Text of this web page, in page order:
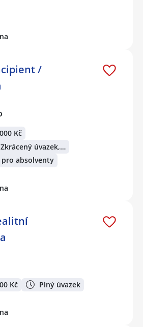
/
Kč
úvazek,…
absolventy
Kč Plný úvazek